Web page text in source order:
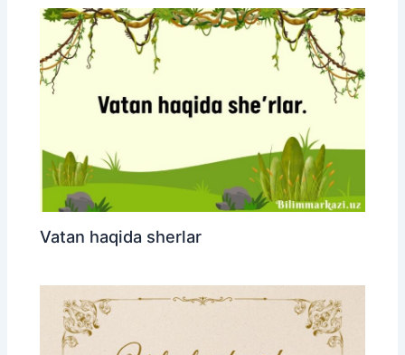
Vatan haqida sherlar